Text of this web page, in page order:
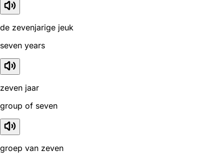
de zevenjarige jeuk
seven years
zeven jaar
group of seven
groep van zeven